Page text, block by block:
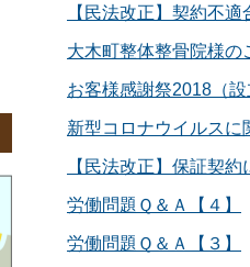
【民法改正】契約不
大木町整体整骨院様の
お客様感謝祭2018（
新型コロナウイルスに
【民法改正】保証契
労働問題Ｑ＆Ａ【４】
労働問題Ｑ＆Ａ【３】